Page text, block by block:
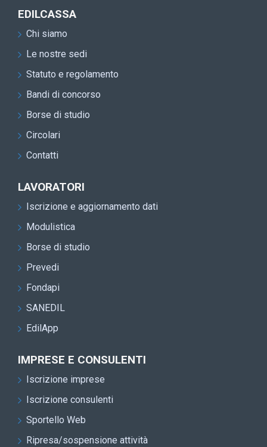
EDILCASSA
Chi siamo
Le nostre sedi
Statuto e regolamento
Bandi di concorso
Borse di studio
Circolari
Contatti
LAVORATORI
Iscrizione e aggiornamento dati
Modulistica
Borse di studio
Prevedi
Fondapi
SANEDIL
EdilApp
IMPRESE E CONSULENTI
Iscrizione imprese
Iscrizione consulenti
Sportello Web
Ripresa/sospensione attività